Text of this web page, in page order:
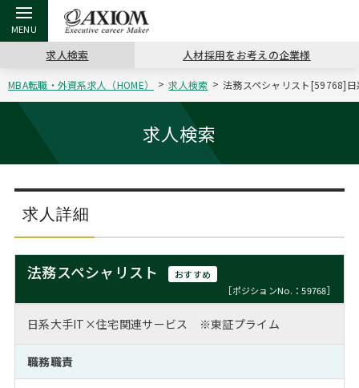
戻る
アクシアムの特長
戻る
コンサ
サービス案内
戻る
キャリ
コンサルタントの紹介
戻る
キャリア支援 TOP
キャリアデザイン講座
（最新求人市場動向）
戻る
MBAの
おわり
ステージ別アドバイス
MBAの転職事例
MBAからのFAQ
MBA留学生数の推移
戻る
日本か
戻る
転職ツール TOP
英文レジュメの書き方
戻る
パワー
職務経歴書の書き方
外資系／面接攻略のコツ
戻る
転職コラム TOP
“展”職相談室
転職市場の明日をよめ
キャリアに効く一冊
注目企業インタビュー
戻る
イベント・セミナー TOP
ジョブフェア
キャリアデザインセミナー
プロ経営者の特別セミナー
Career Talk Live
戻る
会社概要 TOP
沿革
主なクライアント
パブリシティ
ニュースリリース
求人検索 人材採用をお考えの企業様
MBA転職・外資系求人（HOME） 求人検索 法務スペシャリスト[59768]
求人検索
求人詳細
法務スペシャリスト
おすすめ
［ポジションNo.：59768］
日系大手IT×住宅関連サービス ※東証プライム
職務職責